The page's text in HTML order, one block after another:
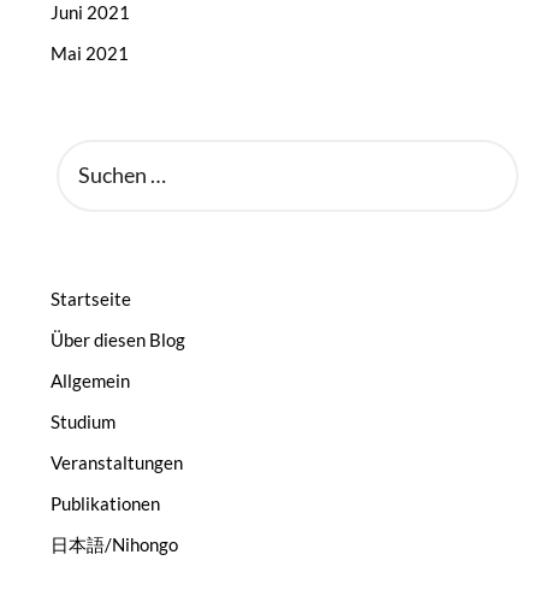
Juni 2021
Mai 2021
NACH:
Startseite
Über diesen Blog
Allgemein
Studium
Veranstaltungen
Publikationen
日本語/Nihongo